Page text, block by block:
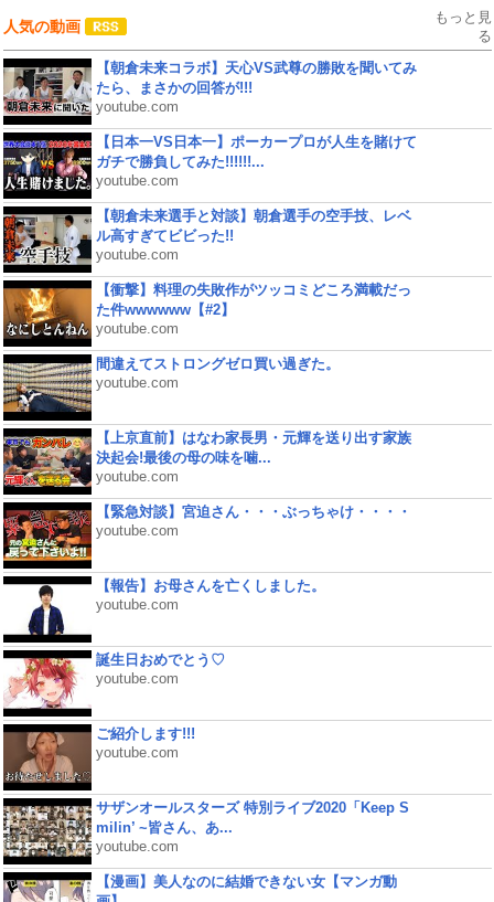
人気の動画
もっと見
る
【朝倉未来コラボ】天心VS武尊の勝敗を聞いてみ
たら、まさかの回答が!!!
youtube.com
【日本一VS日本一】ポーカープロが人生を賭けて
ガチで勝負してみた!!!!!!...
youtube.com
【朝倉未来選手と対談】朝倉選手の空手技、レベ
ル高すぎてビビった!!
youtube.com
【衝撃】料理の失敗作がツッコミどころ満載だっ
た件wwwwww【#2】
youtube.com
間違えてストロングゼロ買い過ぎた。
youtube.com
【上京直前】はなわ家長男・元輝を送り出す家族
決起会!最後の母の味を噛...
youtube.com
【緊急対談】宮迫さん・・・ぶっちゃけ・・・・
youtube.com
【報告】お母さんを亡くしました。
youtube.com
誕生日おめでとう♡
youtube.com
ご紹介します!!!
youtube.com
サザンオールスターズ 特別ライブ2020「Keep S
milin’ ~皆さん、あ...
youtube.com
【漫画】美人なのに結婚できない女【マンガ動